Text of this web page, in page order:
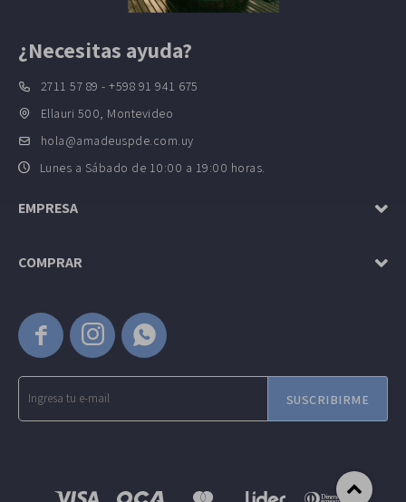
  
SUSCRIBIRME
¿Necesitas ayuda?
2711 57 89 - +598 91 941 675
Ellauri 500, Montevideo
hola@amadeuspde.com.uy
Lunes a Sábado de 10:00 a 19:00 horas.
EMPRESA
COMPRAR